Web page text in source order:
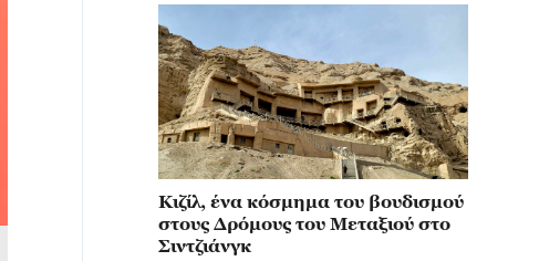
Κιζίλ, ένα κόσμημα του βουδισμού
στους Δρόμους του Μεταξιού στο
Σιντζιάνγκ